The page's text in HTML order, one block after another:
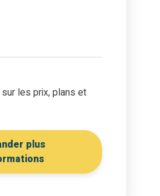
les prix, plans et
plus